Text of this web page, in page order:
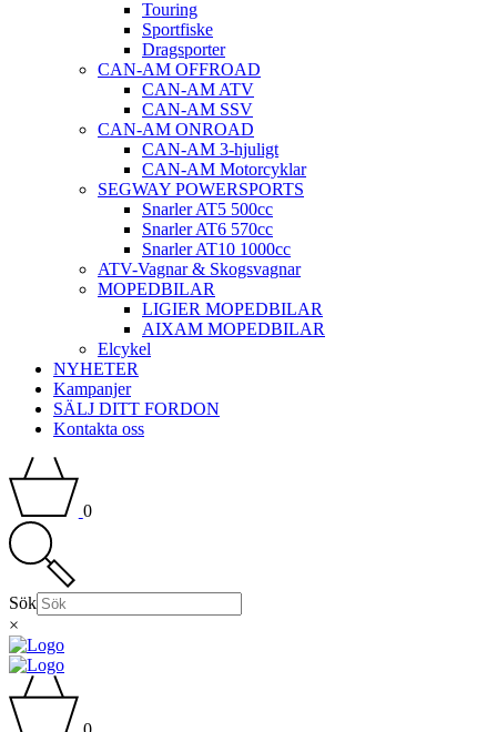
Touring
Sportfiske
Dragsporter
CAN-AM OFFROAD
CAN-AM ATV
CAN-AM SSV
CAN-AM ONROAD
CAN-AM 3-hjuligt
CAN-AM Motorcyklar
SEGWAY POWERSPORTS
Snarler AT5 500cc
Snarler AT6 570cc
Snarler AT10 1000cc
ATV-Vagnar & Skogsvagnar
MOPEDBILAR
LIGIER MOPEDBILAR
AIXAM MOPEDBILAR
Elcykel
NYHETER
Kampanjer
SÄLJ DITT FORDON
Kontakta oss
0
Sök
×